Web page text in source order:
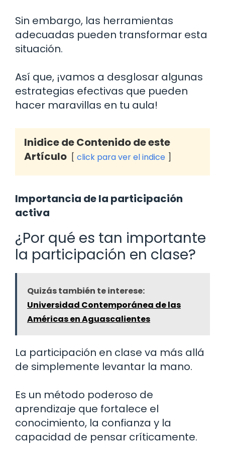
Sin embargo, las herramientas
adecuadas pueden transformar esta
situación.
Así que, ¡vamos a desglosar algunas
estrategias efectivas que pueden
hacer maravillas en tu aula!
Inidice de Contenido de este
Artículo
click para ver el indice
Importancia de la participación
activa
¿Por qué es tan importante
la participación en clase?
Quizás también te interese:
Universidad Contemporánea de las
Américas en Aguascalientes
La participación en clase va más allá
de simplemente levantar la mano.
Es un método poderoso de
aprendizaje que fortalece el
conocimiento, la confianza y la
capacidad de pensar críticamente.